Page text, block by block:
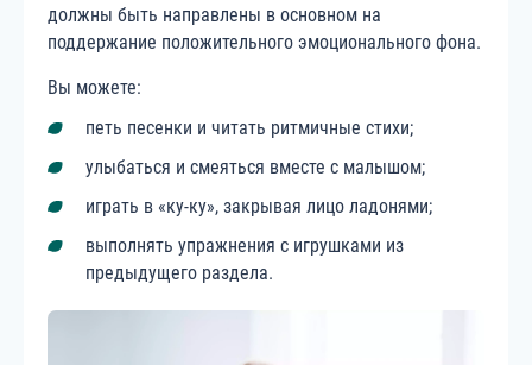
должны быть направлены в основном на
поддержание положительного эмоционального фона.
Вы можете:
петь песенки и читать ритмичные стихи;
улыбаться и смеяться вместе с малышом;
играть в «ку-ку», закрывая лицо ладонями;
выполнять упражнения с игрушками из
предыдущего раздела.